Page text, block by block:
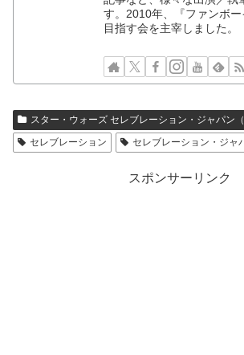
す。2010年、『ファンボ
目指す会を主宰しました。
スター・ウォーズ セレブレーション・ジャパン（
セレブレーション
セレブレーション・ジャ
スポンサーリンク